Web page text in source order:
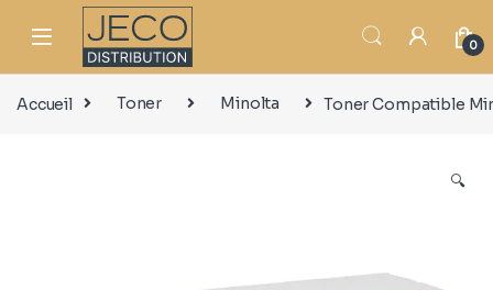
0
Accueil Toner Minolta Toner Compatible
🔍